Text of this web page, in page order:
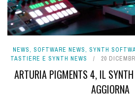
NEWS, SOFTWARE NEWS, SYNTH
TASTIERE E SYNTH NEWS
20
ARTURIA PIGMENTS 4, IL
AGGIORNA